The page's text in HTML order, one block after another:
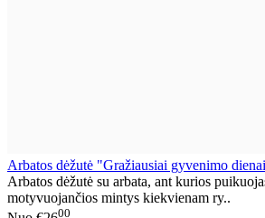
Arbatos dėžutė "Gražiausiai gyvenimo
Arbatos dėžutė su arbata, ant kurios
motyvuojančios mintys kiekvienam ry..
00